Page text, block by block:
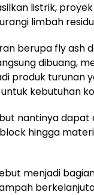
listrik, proyek
limbah
berupa fly ash
dibuang,
produk turunan
kebutuhan
nantinya dapat
hingga
menjadi